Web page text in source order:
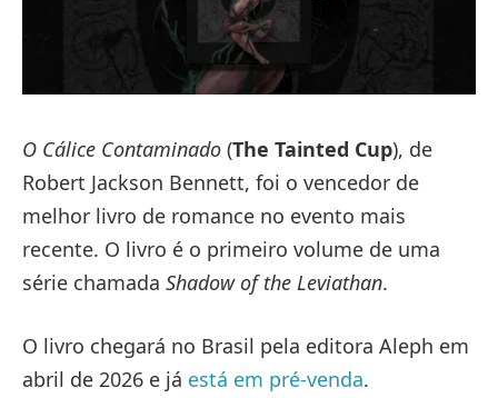
O Cálice Contaminado (The Tainted Cup), de
Robert Jackson Bennett, foi o vencedor de
melhor livro de romance no evento mais
recente. O livro é o primeiro volume de uma
série chamada Shadow of the Leviathan.
O livro chegará no Brasil pela editora Aleph em
abril de 2026 e já está em pré-venda.